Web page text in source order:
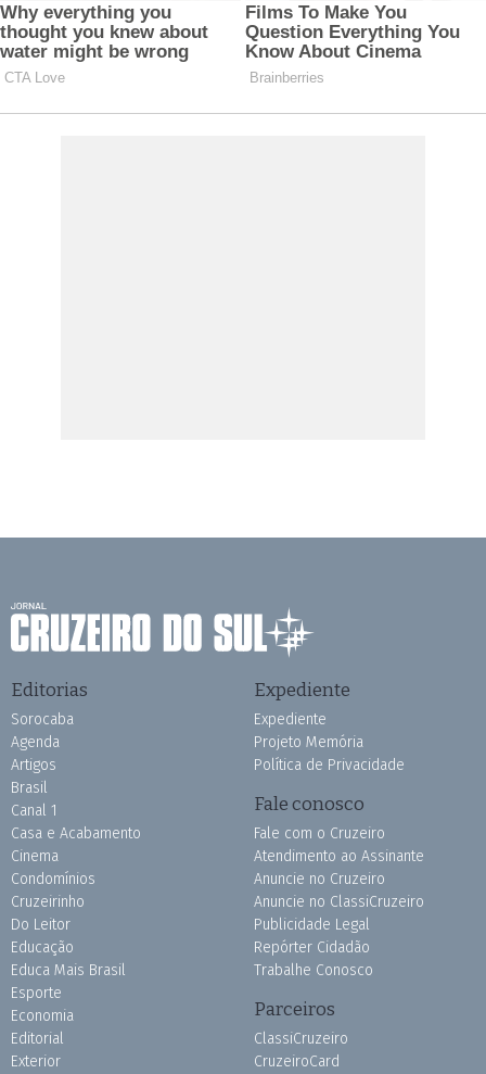
Editorias
Sorocaba
Agenda
Artigos
Brasil
Canal 1
Casa e Acabamento
Cinema
Condomínios
Cruzeirinho
Do Leitor
Educação
Educa Mais Brasil
Esporte
Economia
Editorial
Exterior
Expediente
Expediente
Projeto Memória
Política de Privacidade
Fale conosco
Fale com o Cruzeiro
Atendimento ao Assinante
Anuncie no Cruzeiro
Anuncie no ClassiCruzeiro
Publicidade Legal
Repórter Cidadão
Trabalhe Conosco
Parceiros
ClassiCruzeiro
CruzeiroCard